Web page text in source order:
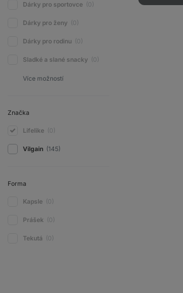
Dárky pro sportovce (0)
Dárky pro ženy (0)
Dárky pro rodinu (0)
Sladké a slané snacky (0)
Značka
Lifelike (0)
Vilgain (145)
Forma
Kapsle (0)
Prášek (0)
Tekutá (0)